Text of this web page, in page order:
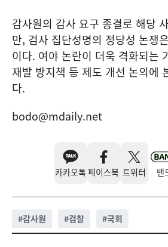
감사원의 감사 요구 종결로 해당
만, 검사 집단성명의 정당성 논쟁
이다. 여야 논란이 더욱 격화되는
재발 방지책 등 제도 개선 논의에
다.
bodo@mdaily.net
카카오톡 페이스북 트위터 밴
#감사원 #검찰 #국회